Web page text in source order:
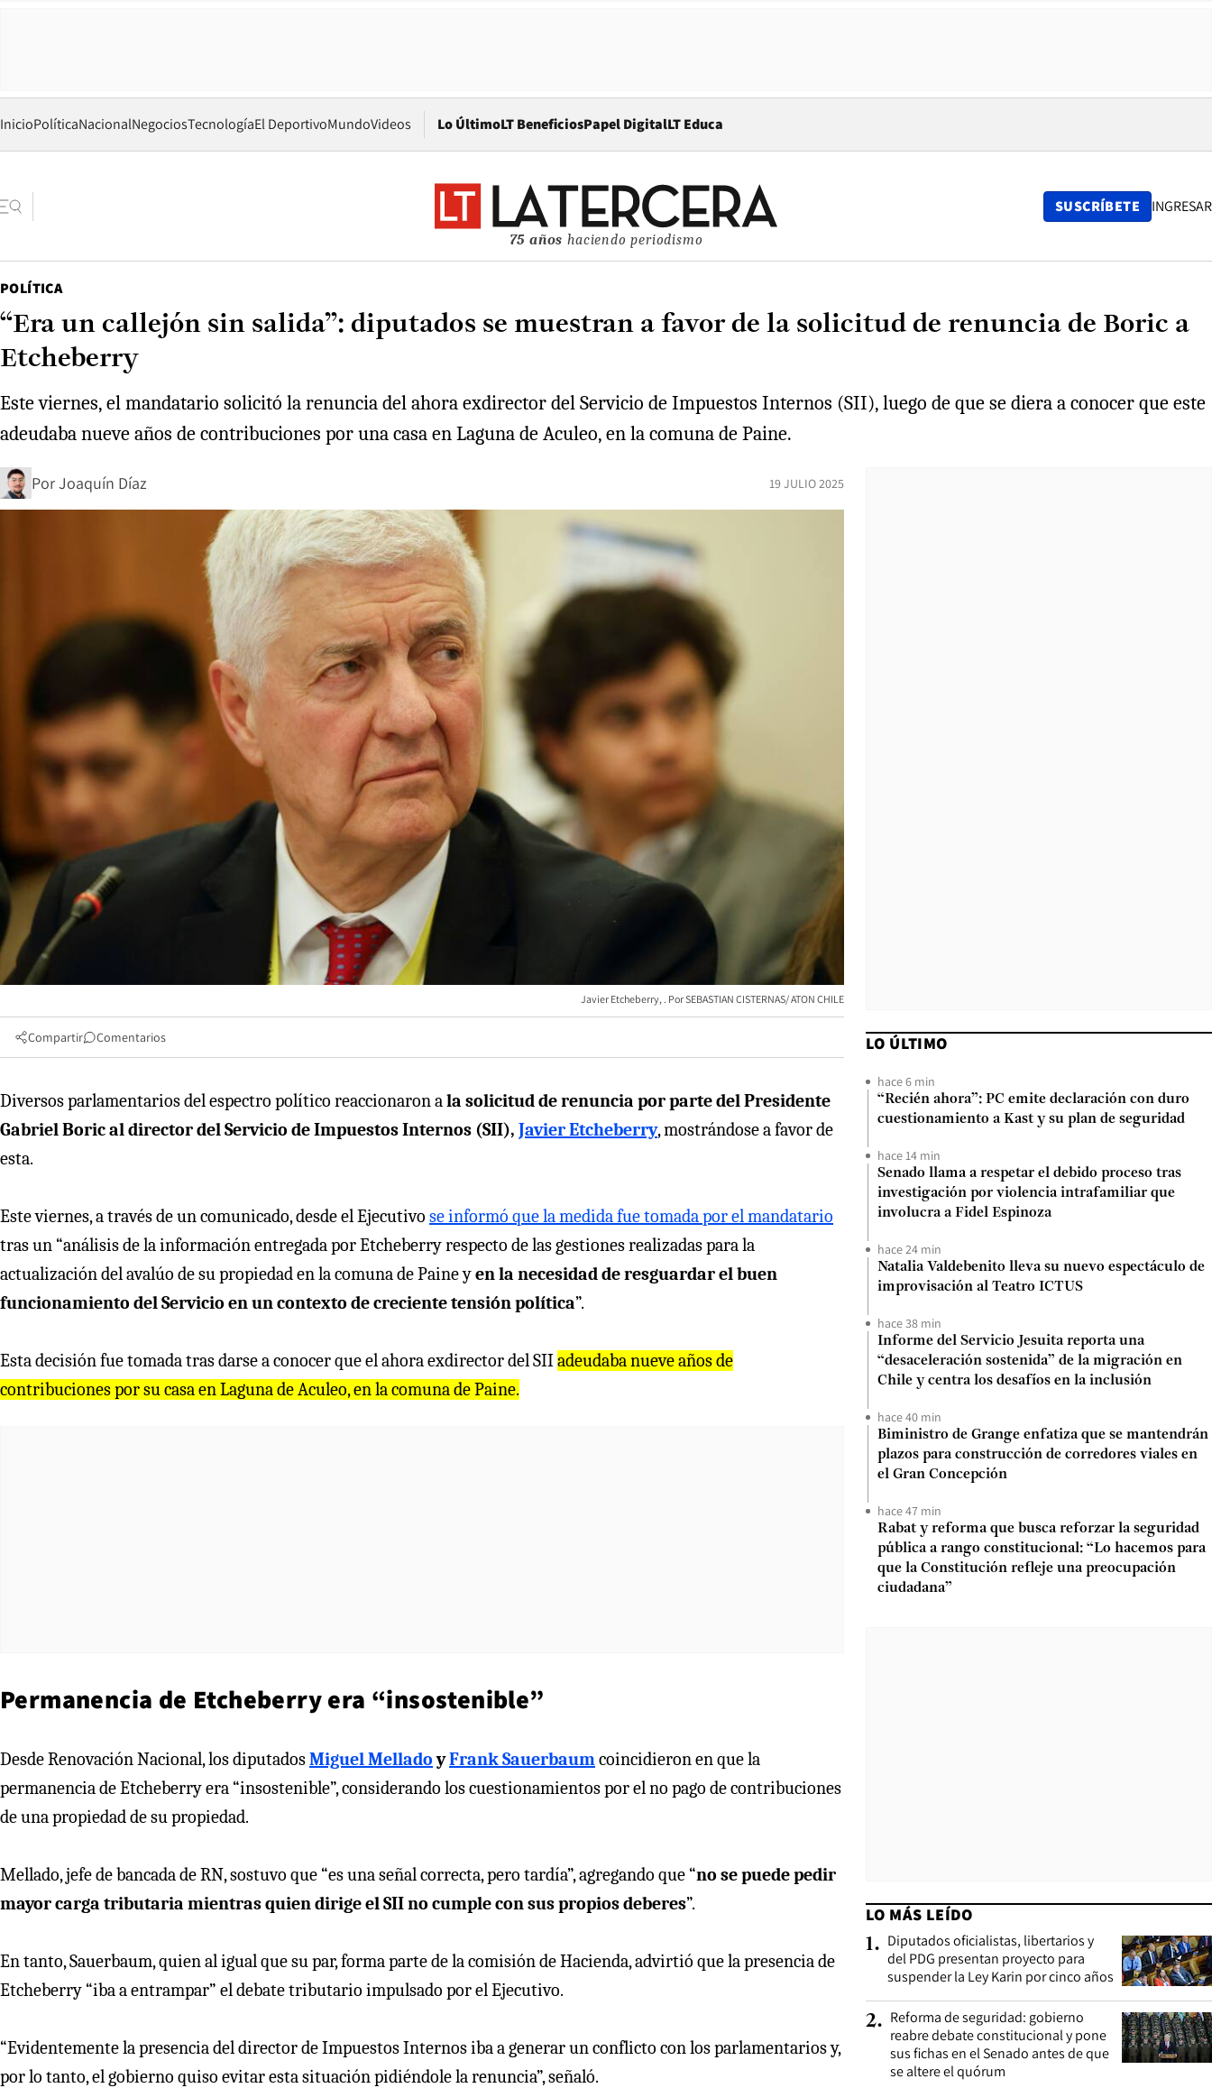
InicioPolíticaNacionalNegociosTecnologíaEl DeportivoMundoVideos Lo ÚltimoLT BeneficiosPapel DigitalOpens in new window
LT Educa
75 años haciendo periodismo
SUSCRÍBETE INGRESAR
POLÍTICA
“Era un callejón sin salida”: diputados se muestran a favor de la solicitud de renuncia de Boric a
Etcheberry
Este viernes, el mandatario solicitó la renuncia del ahora exdirector del Servicio de Impuestos Internos (SII), luego de que se diera a conocer que este
adeudaba nueve años de contribuciones por una casa en Laguna de Aculeo, en la comuna de Paine.
PorJoaquín Díaz 19 JULIO 2025
Javier Etcheberry, SEBASTIAN CISTERNAS/ ATON CHILE
Compartir Comentarios
Diversos parlamentarios del espectro político reaccionaron ala solicitud de renuncia por parte del Presidente
Gabriel Boric al director del Servicio de Impuestos Internos (SII), Javier Etcheberry, mostrándose a favor de
esta.
Este viernes, a través de un comunicado, desde el Ejecutivo se informó que la medida fue tomada por el mandatario
tras un “análisis de la información entregada por Etcheberry respecto de las gestiones realizadas para la
actualización del avalúo de su propiedad en la comuna de Paine yen la necesidad de resguardar el buen
funcionamiento del Servicio en un contexto de creciente tensión política”.
Esta decisión fue tomada tras darse a conocer que el ahora exdirector del SIIadeudaba nueve años de
contribuciones por su casa en Laguna de Aculeo, en la comuna de Paine.
Permanencia de Etcheberry era “insostenible”
Desde Renovación Nacional, los diputadosMiguel MelladoyFrank Sauerbaumcoincidieron en que la
permanencia de Etcheberry era “insostenible”, considerando los cuestionamientos por el no pago de contribuciones
de una propiedad de su propiedad.
Mellado, jefe de bancada de RN, sostuvo que “es una señal correcta, pero tardía”, agregando que “no se puede pedir
mayor carga tributaria mientras quien dirige el SII no cumple con sus propios deberes”.
En tanto, Sauerbaum, quien al igual que su par, forma parte de la comisión de Hacienda, advirtió que la presencia de
Etcheberry “iba a entrampar” el debate tributario impulsado por el Ejecutivo.
“Evidentemente la presencia del director de Impuestos Internos iba a generar un conflicto con los parlamentarios y,
por lo tanto, el gobierno quiso evitar esta situación pidiéndole la renuncia”, señaló.
LO ÚLTIMO
hace 6 min
“Recién ahora”: PC emite declaración con duro
cuestionamiento a Kast y su plan de seguridad
hace 14 min
Senado llama a respetar el debido proceso tras
investigación por violencia intrafamiliar que
involucra a Fidel Espinoza
hace 24 min
Natalia Valdebenito lleva su nuevo espectáculo de
improvisación al Teatro ICTUS
hace 38 min
Informe del Servicio Jesuita reporta una
“desaceleración sostenida” de la migración en
Chile y centra los desafíos en la inclusión
hace 40 min
Biministro de Grange enfatiza que se mantendrán
plazos para construcción de corredores viales en
el Gran Concepción
hace 47 min
Rabat y reforma que busca reforzar la seguridad
pública a rango constitucional: “Lo hacemos para
que la Constitución refleje una preocupación
ciudadana”
LO MÁS LEÍDO
1. Diputados oficialistas, libertarios y
del PDG presentan proyecto para
suspender la Ley Karin por cinco años
2. Reforma de seguridad: gobierno
reabre debate constitucional y pone
sus fichas en el Senado antes de que
se altere el quórum